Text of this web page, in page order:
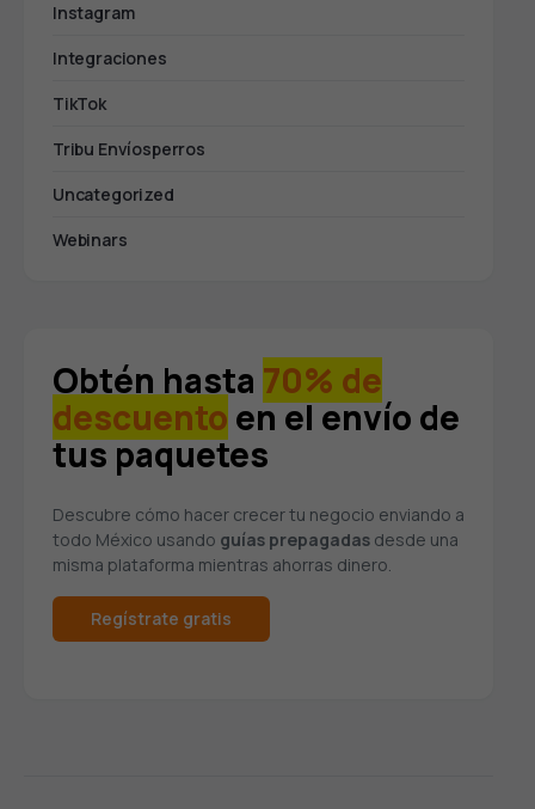
Instagram
Integraciones
TikTok
Tribu Envíosperros
Uncategorized
Webinars
Obtén hasta 70% de
descuento en el envío de
tus paquetes
Descubre cómo hacer crecer tu negocio enviando a
todo México usando guías prepagadas desde una
misma plataforma mientras ahorras dinero.
Regístrate gratis